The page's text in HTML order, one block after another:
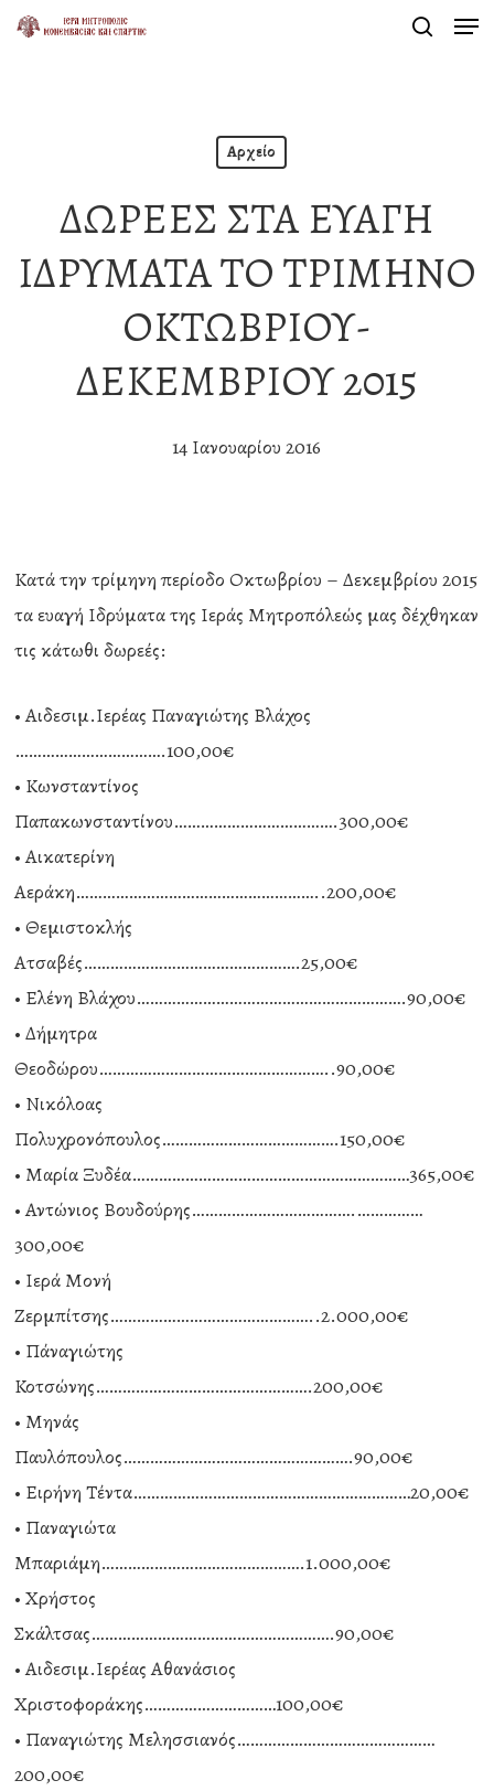
Skip
Αρχείο
ΔΩΡΕΕΣ ΣΤΑ ΕΥΑΓΗ
ΙΔΡΥΜΑΤΑ ΤΟ ΤΡΙΜΗΝΟ
ΟΚΤΩΒΡΙΟΥ-
ΔΕΚΕΜΒΡΙΟΥ 2015
14 Ιανουαρίου 2016
Κατά την τρίμηνη περίοδο Οκτωβρίου – Δεκεμβρίου 2015
τα ευαγή Ιδρύματα της Ιεράς Μητροπόλεώς μας δέχθηκαν
τις κάτωθι δωρεές:
• Αιδεσιμ.Ιερέας Παναγιώτης Βλάχος
…………………………….100,00€
• Κωνσταντίνος
Παπακωνσταντίνου……………………………….300,00€
• Αικατερίνη
Αεράκη………………………………………………..200,00€
• Θεμιστοκλής
Ατσαβές………………………………………….25,00€
• Ελένη Βλάχου…………………………………………………….90,00€
• Δήμητρα
Θεοδώρου……………………………………………..90,00€
• Νικόλοας
Πολυχρονόπουλος………………………………….150,00€
• Μαρία Ξυδέα………………………………………………………365,00€
• Αντώνιος Βουδούρης……………………………….……………
300,00€
• Ιερά Μονή
Ζερμπίτσης………………………………………..2.000,00€
• Πάναγιώτης
Κοτσώνης………………………………………….200,00€
• Μηνάς
Παυλόπουλος…………………………………………….90,00€
• Ειρήνη Τέντα………………………………………………………20,00€
• Παναγιώτα
Μπαριάμη……………………………………….1.000,00€
• Χρήστος
Σκάλτσας……………………………………………….90,00€
• Αιδεσιμ.Ιερέας Αθανάσιος
Χριστοφοράκης…………………………100,00€
• Παναγιώτης Μελησσιανός………………………………………
200,00€